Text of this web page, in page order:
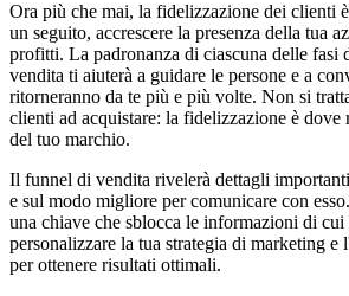
Ora più che mai, la fidelizzazione dei clienti
un seguito, accrescere la presenza della tua
profitti. La padronanza di ciascuna delle fasi
vendita ti aiuterà a guidare le persone e a
ritorneranno da te più e più volte. Non si
clienti ad acquistare: la fidelizzazione è dove
del tuo marchio.
Il funnel di vendita rivelerà dettagli
e sul modo migliore per comunicare con
una chiave che sblocca le informazioni di
personalizzare la tua strategia di marketing
per ottenere risultati ottimali.